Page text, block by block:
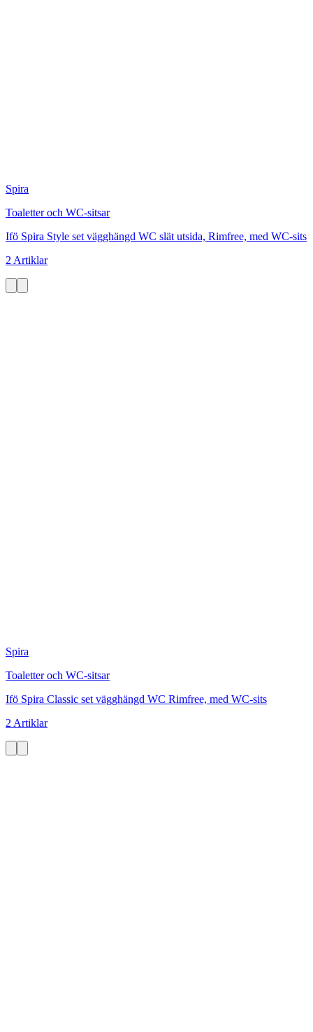
Spira
Toaletter och WC-sitsar
Ifö Spira Style set vägghängd WC slät utsida, Rimfree, med WC-sits
2 Artiklar
Spira
Toaletter och WC-sitsar
Ifö Spira Classic set vägghängd WC Rimfree, med WC-sits
2 Artiklar